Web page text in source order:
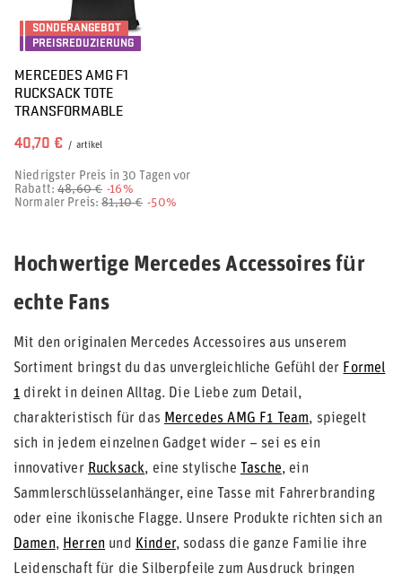
SONDERANGEBOT
PREISREDUZIERUNG
MERCEDES AMG F1
RUCKSACK TOTE
TRANSFORMABLE
40,70 € / artikel
Niedrigster Preis in 30 Tagen vor
Rabatt:48,60 € -16%
Normaler Preis:81,10 € -50%
Hochwertige Mercedes Accessoires für
echte Fans
Mit den originalen Mercedes Accessoires aus unserem
Sortiment bringst du das unvergleichliche Gefühl der Formel
1 direkt in deinen Alltag. Die Liebe zum Detail,
charakteristisch für das Mercedes AMG F1 Team, spiegelt
sich in jedem einzelnen Gadget wider – sei es ein
innovativer Rucksack, eine stylische Tasche, ein
Sammlerschlüsselanhänger, eine Tasse mit Fahrerbranding
oder eine ikonische Flagge. Unsere Produkte richten sich an
Damen, Herren und Kinder, sodass die ganze Familie ihre
Leidenschaft für die Silberpfeile zum Ausdruck bringen